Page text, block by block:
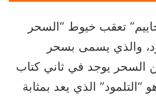
تعقب خيوط “السحر
والذي يسمى بسحر
من السحر يوجد في ثاني كتاب
“التلمود” الذي يعد بمثابة